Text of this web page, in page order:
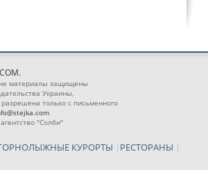
материалы защищены
Украины,
только с письменного
"Солби"
КУРОРТЫ | РЕСТОРАНЫ |